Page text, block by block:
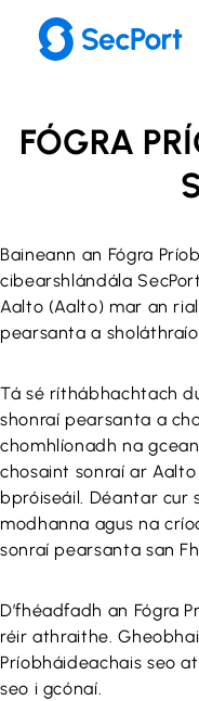
content
FÓGRA
Baineann an Fógra
cibearshlándála
Aalto (Aalto) mar an
pearsanta a
Tá sé ríthábhachtach
shonraí pearsanta a
chomhlíonadh na
chosaint sonraí ar
bpróiseáil. Déantar cur
modhanna agus na
sonraí pearsanta san
D’fhéadfadh an Fógra
réir athraithe.
Príobháideachais seo
seo i gcónaí.